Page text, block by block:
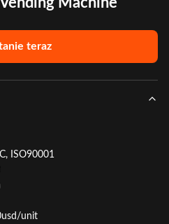
teraz
ISO90001
unit